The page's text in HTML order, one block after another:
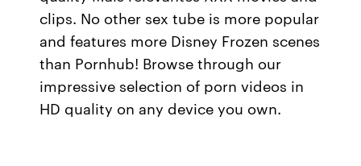
clips. No other sex tube is more popular
and features more Disney Frozen scenes
than Pornhub! Browse through our
impressive selection of porn videos in
HD quality on any device you own.